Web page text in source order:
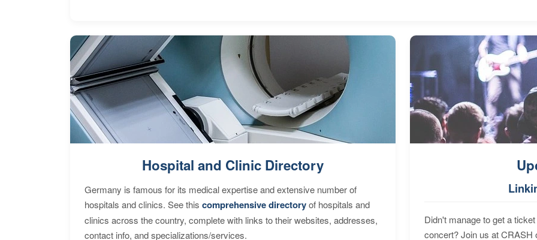
Hospital and Clinic Directory
Germany is famous for its medical expertise and extensive number of
hospitals and clinics. See this comprehensive directoryof hospitals and
clinics across the country, complete with links to their websites, addresses,
contact info, and specializations/services.
Didn't manage to get a
concert? Join us at CRASH